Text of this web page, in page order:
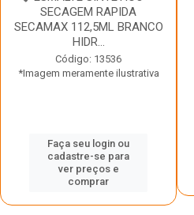
SECAGEM RAPIDA
SECAMAX 112,5ML BRANCO
HIDR...
Código: 13536
*Imagem meramente ilustrativa
Faça seu login ou
cadastre-se para
ver preços e
comprar